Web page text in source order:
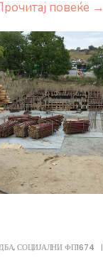
повеќе →
,СОЦИЈАЛНИ ФП1674 |